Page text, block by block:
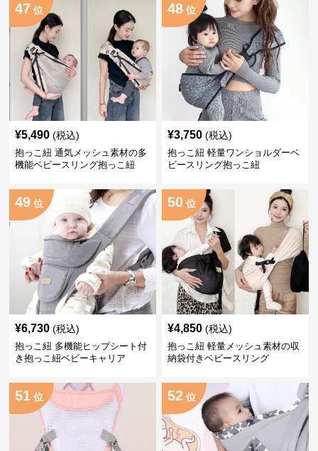
47 位
¥5,490 (税込)
抱っこ紐 通気メッシュ素材の多
機能ベビースリング抱っこ紐
48 位
¥3,750 (税込)
抱っこ紐 軽量ワンショルダーベ
ビースリング抱っこ紐
49 位
¥6,730 (税込)
抱っこ紐 多機能ヒップシート付
き抱っこ紐ベビーキャリア
50 位
¥4,850 (税込)
抱っこ紐 軽量メッシュ素材の収
納袋付きベビースリング
51 位 52 位